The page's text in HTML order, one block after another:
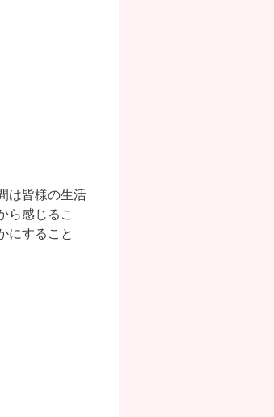
は皆様の生活
ら感じるこ
にすること